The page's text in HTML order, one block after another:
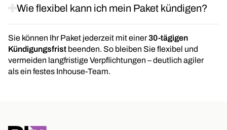
Wie flexibel kann ich mein Paket kündigen?
Sie können Ihr Paket jederzeit mit einer30-tägigen
Kündigungsfrist beenden. So bleiben Sie flexibel und
vermeiden langfristige Verpflichtungen – deutlich agiler
als ein festes Inhouse-Team.